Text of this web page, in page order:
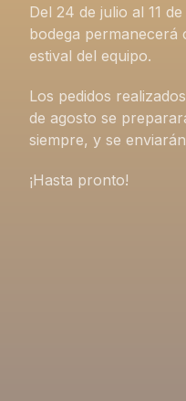
Del 24 de julio al 11
bodega permanecerá
estival del equipo.
Los pedidos
de agosto se
siempre, y se
¡Hasta pronto!